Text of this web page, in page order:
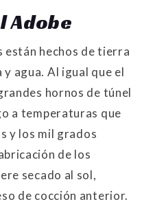
Adobe
hechos de tierra
agua. Al igual que el
hornos de túnel
a temperaturas que
y los mil grados
de los
secado al sol,
de cocción anterior.